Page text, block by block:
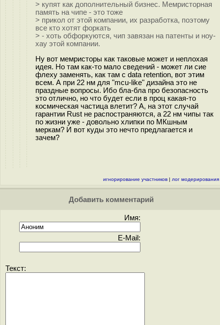
> купят как дополнительный бизнес. Мемристорная
память на чипе - это тоже
> прикол от этой компании, их разработка, поэтому
все кто хотят форкать
> - хоть обфоркуются, чип завязан на патенты и ноу-
хау этой компании.
Ну вот мемристоры как таковые может и неплохая
идея. Но там как-то мало сведений - может ли сие
флеху заменять, как там с data retention, вот этим
всем. А при 22 нм для "mcu-like" дизайна это не
праздные вопросы. Ибо бла-бла про безопасность
это отлично, но что будет если в проц какая-то
космическая частица влетит? А, на этот случай
гарантии Rust не распостраняются, а 22 нм чипы так
по жизни уже - довольно хлипки по МКшным
меркам? И вот куды это нечто предлагается и
зачем?
игнорирование участников | лог модерирования
Добавить комментарий
Имя:
E-Mail:
Текст: